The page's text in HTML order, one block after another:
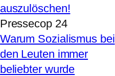
auszulöschen!
Pressecop 24
Warum Sozialismus bei
den Leuten immer
beliebter wurde